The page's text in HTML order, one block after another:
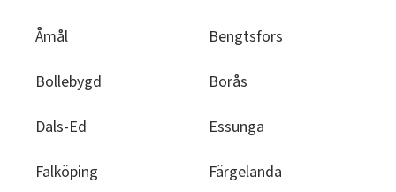
Åmål Bengtsfors
Bollebygd Borås
Dals-Ed Essunga
Falköping Färgelanda